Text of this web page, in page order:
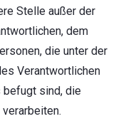
Stelle außer der
dem
die unter der
Verantwortlichen
sind, die